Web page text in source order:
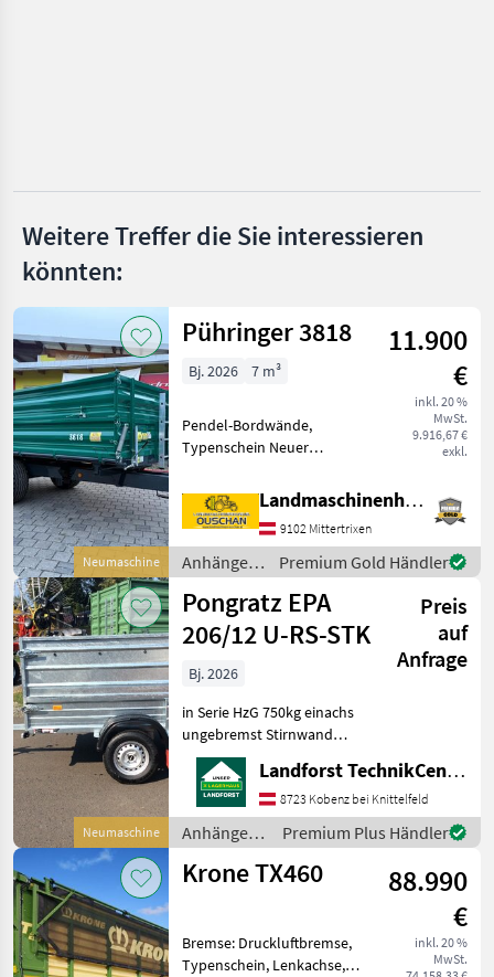
Weitere Treffer die Sie interessieren
könnten:
Neumaschine
Pühringer 3818
11.900
€
inkl. 20 %
MwSt.
9.916,67 €
exkl.
Bj. 2026 7 m³
Pendel-Bordwände,
Typenschein Neuer
3818 - Eigengewicht 1480kg
- Nutzlast 6000kg -
Brückenmaße
3850x1820mm -
Pendelaufsatzwand - Gru
Landmaschinenhandel Ouschan Anton
9102 Mittertrixen
Anhänger /
Pühringer
Premium Gold Händler
Neumaschine
Pongratz EPA
206/12 U-RS-STK
Preis
auf
Anfrage
Bj. 2026
in Serie HzG 750kg einachs
ungebremst Stirnwand
klappbar Aufsatzwände
600mm Flachplane grau
inkl. 2Stk.
Rohrabstellstützen Um
Ihnen unnötige Wartezeiten
oder Wegst
Landforst TechnikCenter Knittelfeld
8723 Kobenz bei Knittelfeld
Anhänger /
Pongratz
Premium Plus Händler
Krone TX460
88.990
€
inkl. 20 %
MwSt.
Bremse: Druckluftbremse,
Typenschein, Lenkachse,